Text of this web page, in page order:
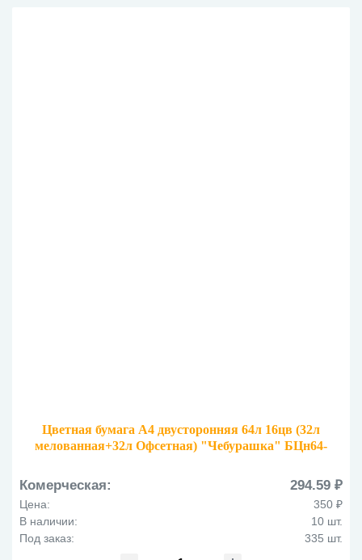
Цветная бумага А4 двусторонняя 64л 16цв (32л
мелованная+32л Офсетная) "Чебурашка" БЦн64-
Комерческая: 294.59 ₽
Цена:
350 ₽
В наличии:
10 шт.
Под заказ:
335 шт.